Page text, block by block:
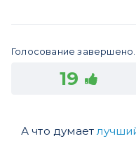
Голосование завершено.
19
А что думает